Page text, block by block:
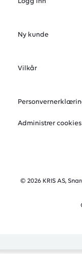
Ny kunde
Vilkår
Administrer cookies
© 2026 KRIS AS,